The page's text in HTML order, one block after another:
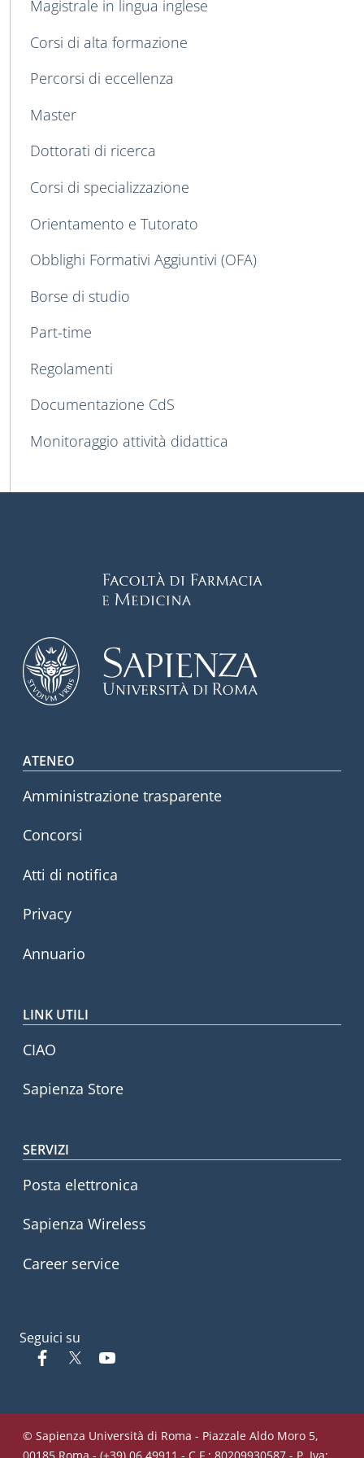
Magistrale in lingua inglese
Corsi di alta formazione
Percorsi di eccellenza
Master
Dottorati di ricerca
Corsi di specializzazione
Orientamento e Tutorato
Obblighi Formativi Aggiuntivi (OFA)
Borse di studio
Part-time
Regolamenti
Documentazione CdS
Monitoraggio attività didattica
Footer menu
ATENEO
Amministrazione trasparente
Concorsi
Atti di notifica
Privacy
Annuario
LINK UTILI
CIAO
Sapienza Store
SERVIZI
Posta elettronica
Sapienza Wireless
Career service
Seguici su
Facebook
Twitter
© Sapienza Università di Roma - Piazzale Aldo Moro 5,